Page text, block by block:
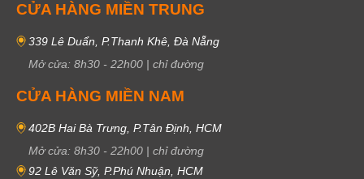
CỬA HÀNG MIỀN TRUNG
339 Lê Duẩn, P.Thanh Khê, Đà Nẵng
Mở cửa: 8h30 - 22h00 | chỉ đường
CỬA HÀNG MIỀN NAM
402B Hai Bà Trưng, P.Tân Định, HCM
Mở cửa: 8h30 - 22h00 | chỉ đường
92 Lê Văn Sỹ, P.Phú Nhuận, HCM